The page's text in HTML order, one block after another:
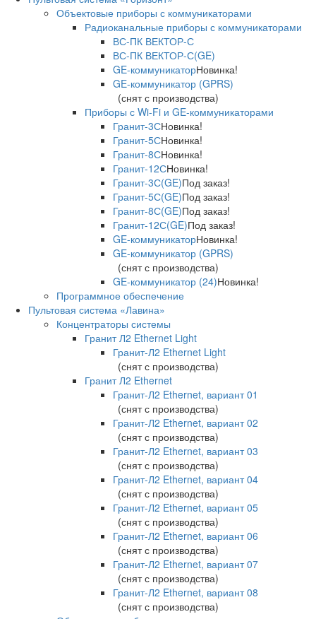
Объектовые приборы с коммуникаторами
Радиоканальные приборы с коммуникаторами
ВС-ПК ВЕКТОР-С
ВС-ПК ВЕКТОР-С(GE)
GE-коммуникаторНовинка!
GE-коммуникатор (GPRS)
(снят с производства)
Приборы с Wi-Fi и GE-коммуникаторами
Гранит-3СНовинка!
Гранит-5СНовинка!
Гранит-8СНовинка!
Гранит-12СНовинка!
Гранит-3С(GE)Под заказ!
Гранит-5С(GE)Под заказ!
Гранит-8С(GE)Под заказ!
Гранит-12С(GE)Под заказ!
GE-коммуникаторНовинка!
GE-коммуникатор (GPRS)
(снят с производства)
GE-коммуникатор (24)Новинка!
Программное обеспечение
Пультовая система «Лавина»
Концентраторы системы
Гранит Л2 Ethernet Light
Гранит-Л2 Ethernet Light
(снят с производства)
Гранит Л2 Ethernet
Гранит-Л2 Ethernet, вариант 01
(снят с производства)
Гранит-Л2 Ethernet, вариант 02
(снят с производства)
Гранит-Л2 Ethernet, вариант 03
(снят с производства)
Гранит-Л2 Ethernet, вариант 04
(снят с производства)
Гранит-Л2 Ethernet, вариант 05
(снят с производства)
Гранит-Л2 Ethernet, вариант 06
(снят с производства)
Гранит-Л2 Ethernet, вариант 07
(снят с производства)
Гранит-Л2 Ethernet, вариант 08
(снят с производства)